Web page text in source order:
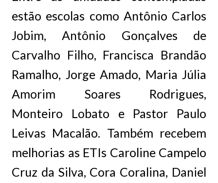
estão escolas como Antônio Carlos
Jobim, Antônio Gonçalves de
Carvalho Filho, Francisca Brandão
Ramalho, Jorge Amado, Maria Júlia
Amorim Soares Rodrigues,
Monteiro Lobato e Pastor Paulo
Leivas Macalão. Também recebem
melhorias as ETIs Caroline Campelo
Cruz da Silva, Cora Coralina, Daniel